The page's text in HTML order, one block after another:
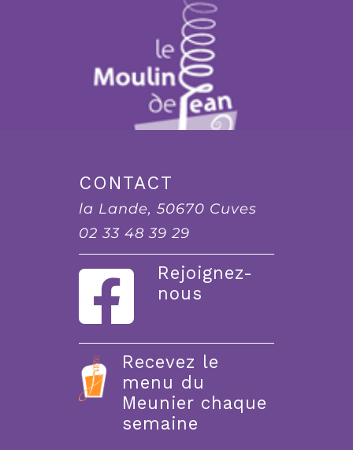
CONTACT
la Lande, 50670 Cuves
02 33 48 39 29
Rejoignez-
nous
Recevez le
menu du
Meunier chaque
semaine